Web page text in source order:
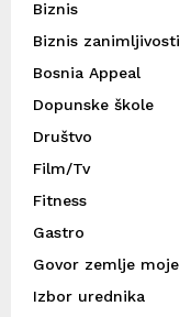
Biznis
Biznis zanimljivosti
Bosnia Appeal
Dopunske škole
Društvo
Film/Tv
Fitness
Gastro
Govor zemlje moje
Izbor urednika